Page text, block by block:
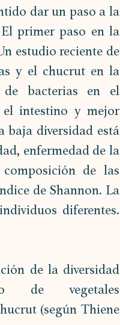
dar un paso a la
primer paso en la
estudio reciente de
y el chucrut en la
de bacterias en el
el intestino y mejor
baja diversidad está
enfermedad de la
de las
de Shannon. La
diferentes.
de la diversidad
de vegetales
(según Thiene